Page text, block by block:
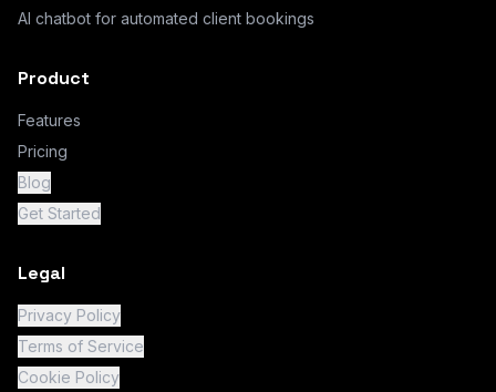
AI chatbot for automated client bookings
Product
Features
Pricing
Blog
Get Started
Legal
Privacy Policy
Terms of Service
Cookie Policy